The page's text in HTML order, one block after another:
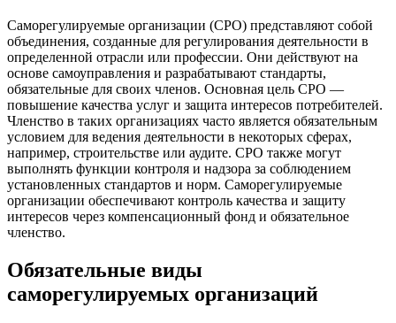
Саморегулируемые организации (СРО) представляют собой
объединения, созданные для регулирования деятельности в
определенной отрасли или профессии. Они действуют на
основе самоуправления и разрабатывают стандарты,
обязательные для своих членов. Основная цель СРО —
повышение качества услуг и защита интересов потребителей.
Членство в таких организациях часто является обязательным
условием для ведения деятельности в некоторых сферах,
например, строительстве или аудите. СРО также могут
выполнять функции контроля и надзора за соблюдением
установленных стандартов и норм. Саморегулируемые
организации обеспечивают контроль качества и защиту
интересов через компенсационный фонд и обязательное
членство.
Обязательные виды
саморегулируемых организаций